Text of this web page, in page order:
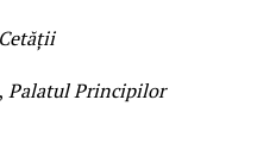
Palatul Principilor